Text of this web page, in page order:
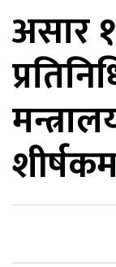
असार